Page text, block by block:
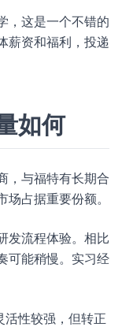
，这是一个不错的
薪资和福利，投递
如何
，与福特有长期合
占据重要份额。
发流程体验。相比
可能稍慢。实习经
活性较强，但转正